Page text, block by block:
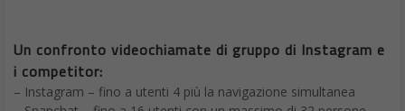
Un confronto videochiamate di gruppo di Instagram e
i competitor:
– Instagram – fino a utenti 4 più la navigazione simultanea